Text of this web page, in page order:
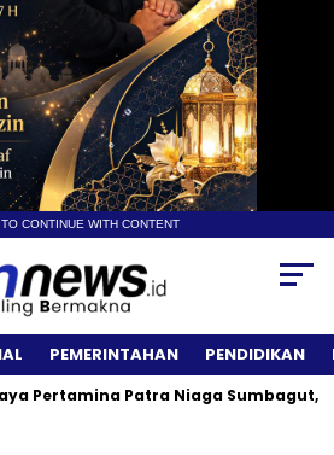
CONTINUE WITH CONTENT
PEMERINTAHAN PENDIDIKAN
Pertamina Patra Niaga Sumbagut,